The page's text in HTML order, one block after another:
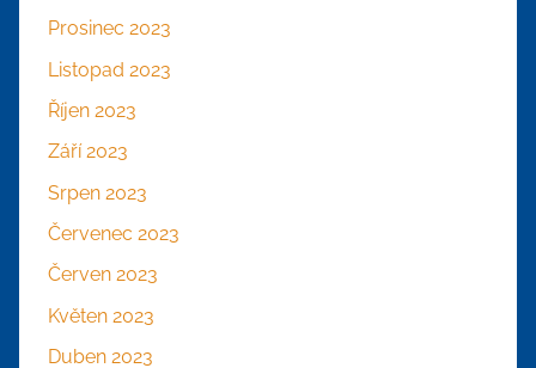
Prosinec 2023
Listopad 2023
Říjen 2023
Září 2023
Srpen 2023
Červenec 2023
Červen 2023
Květen 2023
Duben 2023